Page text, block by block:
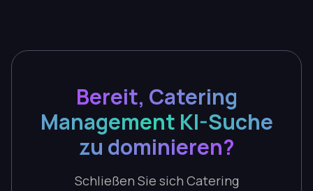
Bereit, Catering
Management KI-Suche
zu dominieren?
Schließen Sie sich Catering